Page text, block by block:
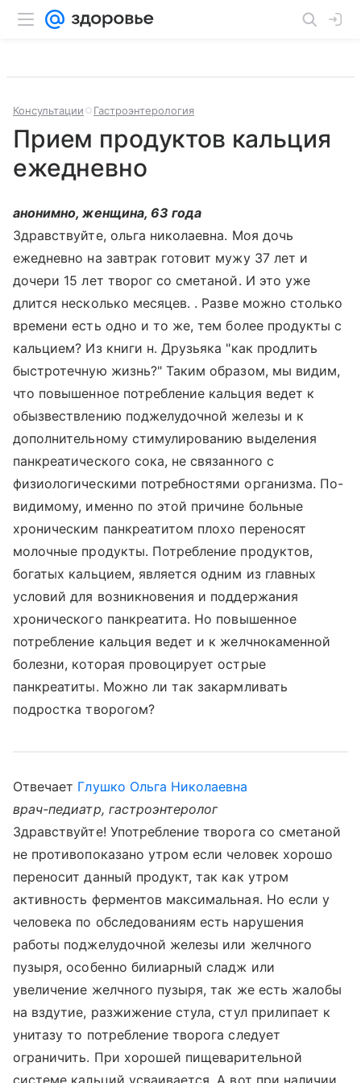
Консультации Гастроэнтерология
Прием продуктов кальция
ежедневно
анонимно, женщина, 63 года
Здравствуйте, ольга николаевна. Моя дочь
ежедневно на завтрак готовит мужу 37 лет и
дочери 15 лет творог со сметаной. И это уже
длится несколько месяцев. . Разве можно столько
времени есть одно и то же, тем более продукты с
кальцием? Из книги н. Друзьяка "как продлить
быстротечную жизнь?" Таким образом, мы видим,
что повышенное потребление кальция ведет к
обызвествлению поджелудочной железы и к
дополнительному стимулированию выделения
панкреатического сока, не связанного с
физиологическими потребностями организма. По-
видимому, именно по этой причине больные
хроническим панкреатитом плохо переносят
молочные продукты. Потребление продуктов,
богатых кальцием, является одним из главных
условий для возникновения и поддержания
хронического панкреатита. Но повышенное
потребление кальция ведет и к желчнокаменной
болезни, которая провоцирует острые
панкреатиты. Можно ли так закармливать
подростка творогом?
Отвечает Глушко Ольга Николаевна
врач-педиатр, гастроэнтеролог
Здравствуйте! Употребление творога со сметаной
не противопоказано утром если человек хорошо
переносит данный продукт, так как утром
активность ферментов максимальная. Но если у
человека по обследованиям есть нарушения
работы поджелудочной железы или желчного
пузыря, особенно билиарный сладж или
увеличение желчного пузыря, так же есть жалобы
на вздутие, разжижение стула, стул прилипает к
унитазу то потребление творога следует
ограничить. При хорошей пищеварительной
системе кальций усваивается. А вот при наличии